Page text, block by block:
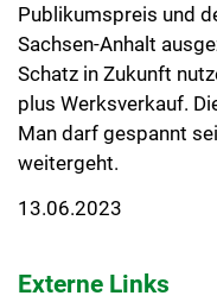
Publikumspreis und
Sachsen-Anhalt
Schatz in Zukunft
plus Werksverkauf.
Man darf gespannt
weitergeht.
13.06.2023
Externe Links